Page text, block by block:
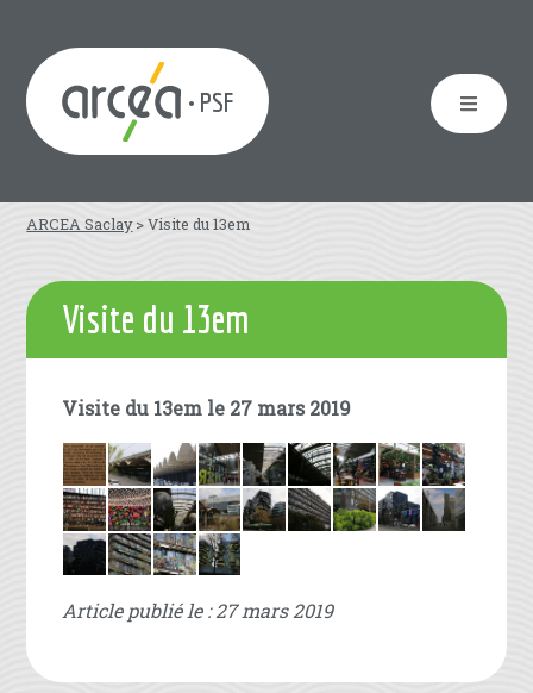
• PSF
ARCEA Saclay>Visite du 13em
Visite du 13em
Visite du 13em le 27 mars 2019
Article publié le : 27 mars 2019